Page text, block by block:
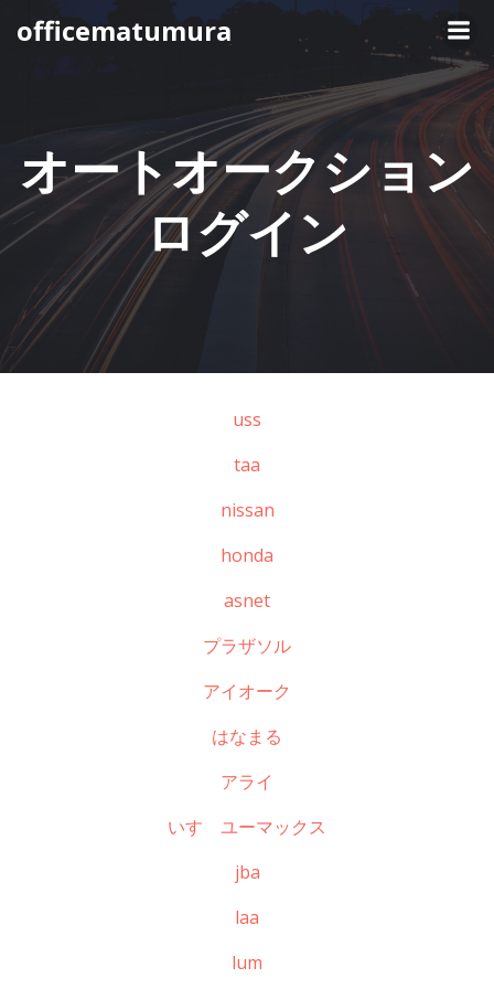
ツ
へ
ス
ッ
officematumura
オートオークション
ログイン
uss
taa
nissan
honda
asnet
プラザソル
アイオーク
はなまる
アライ
いすゞユーマックス
jba
laa
lum